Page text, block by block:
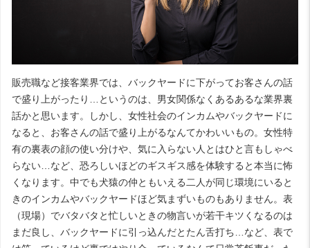
販売職など接客業界では、バックヤードに下がってお客さんの話
で盛り上がったり…というのは、男女関係なくあるあるな業界裏
話かと思います。しかし、女性社会のインカムやバックヤードに
なると、お客さんの話で盛り上がるなんてかわいいもの。女性特
有の裏表の顔の使い分けや、気に入らない人とはひと言もしゃべ
らない…など、恐ろしいほどのギスギス感を体験すると本当に怖
くなります。中でも犬猿の仲ともいえる二人が同じ環境にいると
きのインカムやバックヤードほど気まずいものもありません。表
（現場）でバタバタと忙しいときの物言いが若干キツくなるのは
まだ良し、バックヤードに引っ込んだとたん舌打ち…など、表で